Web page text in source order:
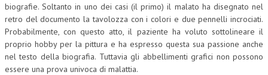
biografie. Soltanto in uno dei casi (il primo) il malato ha disegnato nel
retro del documento la tavolozza con i colori e due pennelli incrociati.
Probabilmente, con questo atto, il paziente ha voluto sottolineare il
proprio hobby per la pittura e ha espresso questa sua passione anche
nel testo della biografia. Tuttavia gli abbellimenti grafici non possono
essere una prova univoca di malattia.